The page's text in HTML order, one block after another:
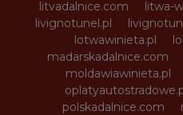
litvadalnice.com
litwa-
livignotunel.pl
lotwawinieta.pl
madarskadalnice.com
moldawiawinieta.pl
polskadalnice.com